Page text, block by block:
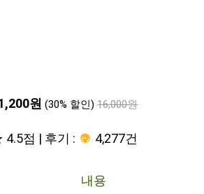
원 (30% 할인) 16,000원
점 | 후기 : 4,277건
내용